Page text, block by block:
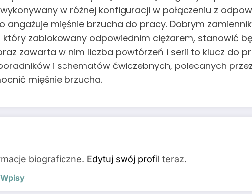
w różnej konfiguracji w połączeniu z
mięśnie brzucha do pracy. Dobrym
który zablokowany odpowiednim ciężarem, stanowić
zawarta w nim liczba powtórzeń i serii to klucz do
i schematów ćwiczebnych, polecanych
mięśnie brzucha.
biograficzne. Edytuj swój profil teraz.